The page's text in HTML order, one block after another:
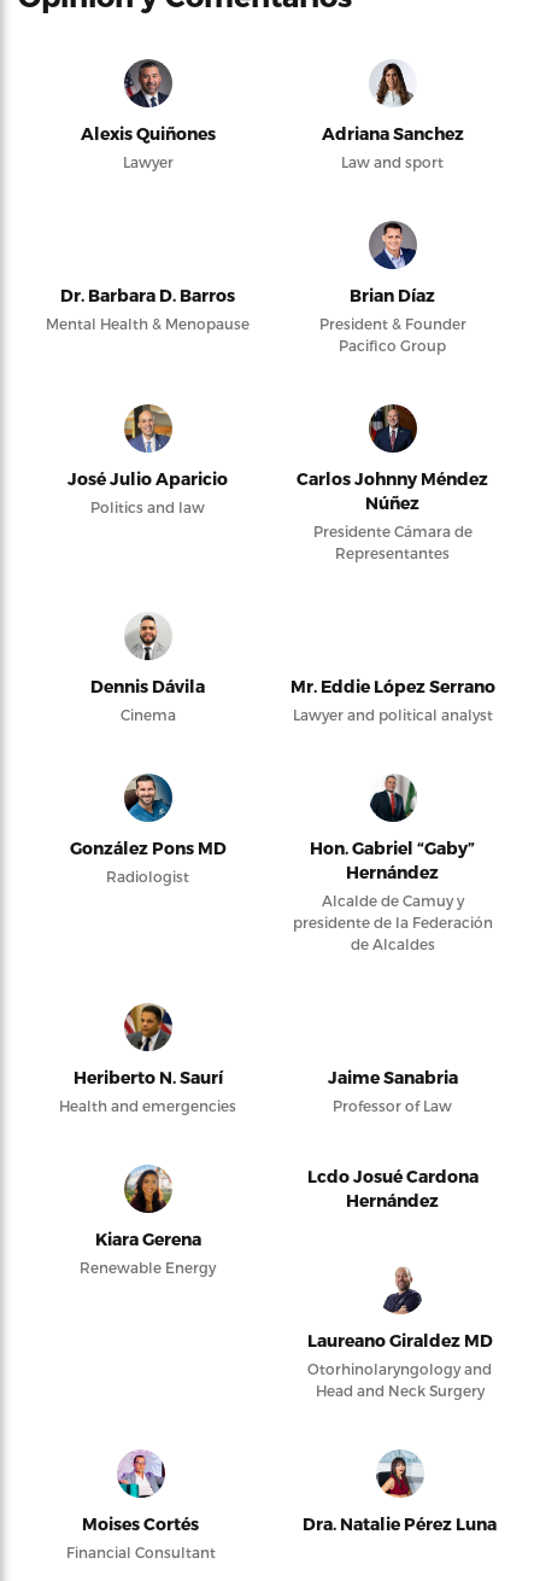
Alexis Quiñones
Lawyer
Adriana Sanchez
Law and sport
Dr. Barbara D. Barros
Mental Health & Menopause
Brian Díaz
President & Founder
Pacifico Group
José Julio Aparicio
Politics and law
Carlos Johnny Méndez
Núñez
Presidente Cámara de
Representantes
Dennis Dávila
Cinema
Mr. Eddie López Serrano
Lawyer and political analyst
González Pons MD
Radiologist
Hon. Gabriel “Gaby”
Hernández
Alcalde de Camuy y
presidente de la Federación
de Alcaldes
Heriberto N. Saurí
Health and emergencies
Jaime Sanabria
Professor of Law
Kiara Gerena
Renewable Energy
Lcdo Josué Cardona
Hernández
Laureano Giraldez MD
Otorhinolaryngology and
Head and Neck Surgery
Moises Cortés
Financial Consultant
Dra. Natalie Pérez Luna